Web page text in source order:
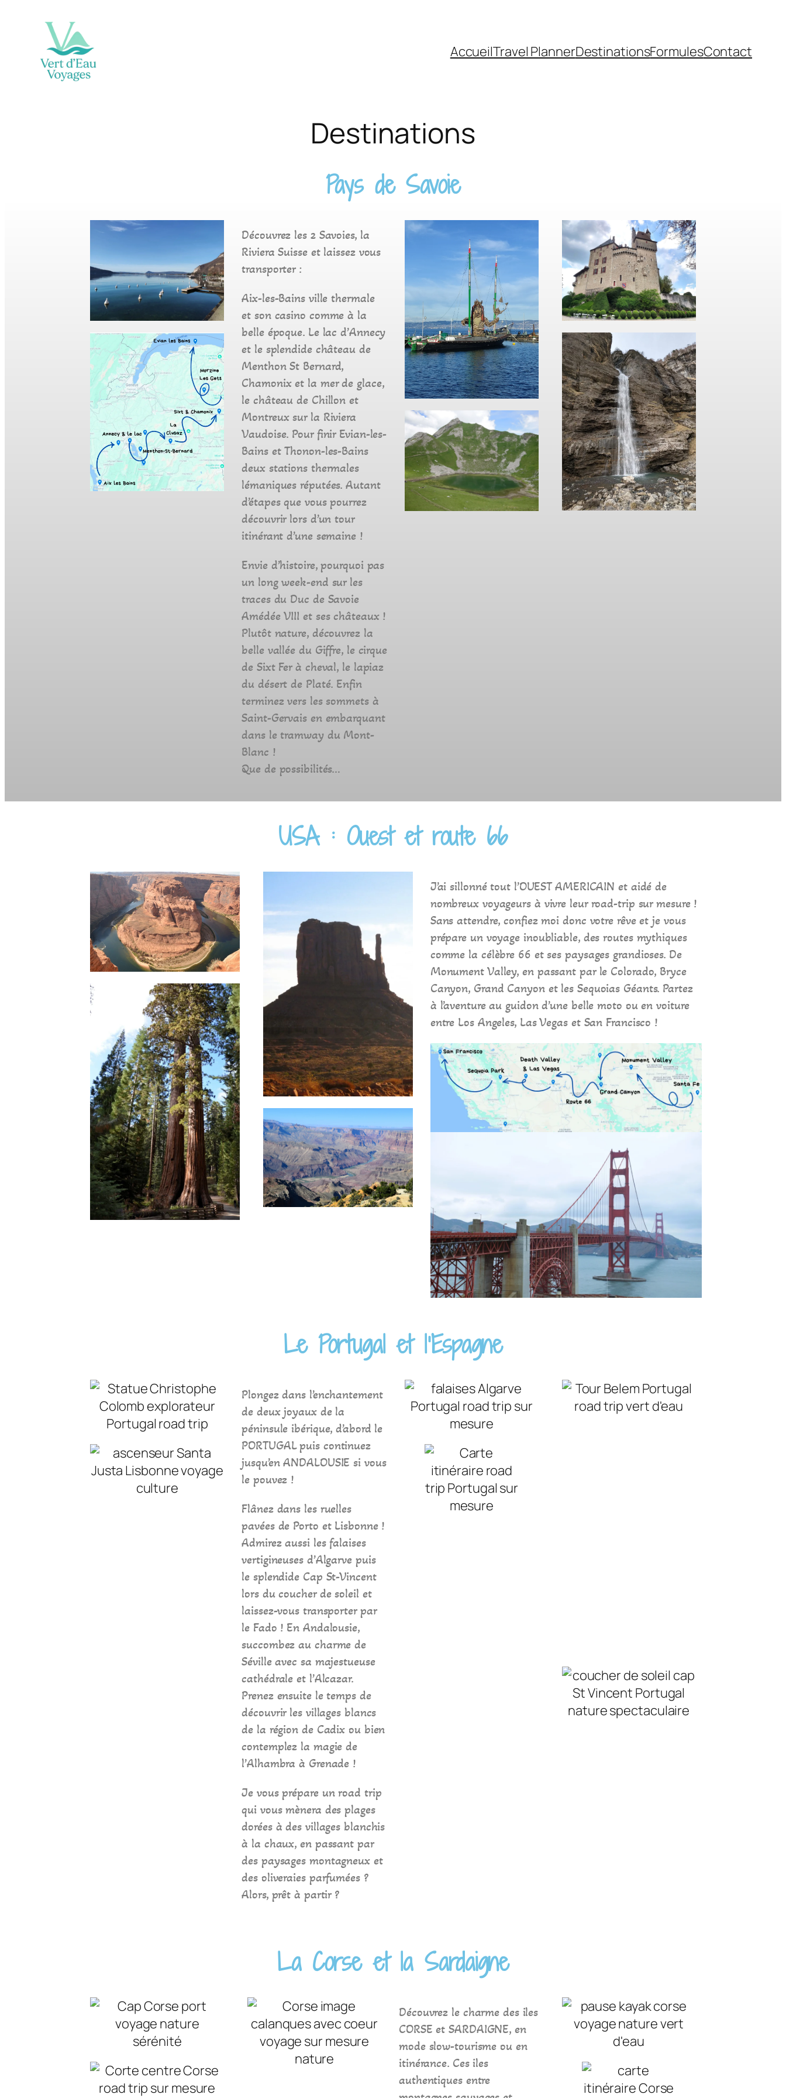
AccueilTravel PlannerDestinationsFormulesContact
Destinations
Pays de Savoie
Découvrez les 2 Savoies, la
Riviera Suisse et laissez vous
transporter :
Aix-les-Bains ville thermale
et son casino comme à la
belle époque. Le lac d’Annecy
et le splendide château de
Menthon St Bernard,
Chamonix et la mer de glace,
le château de Chillon et
Montreux sur la Riviera
Vaudoise. Pour finir Evian-les-
Bains et Thonon-les-Bains
deux stations thermales
lémaniques réputées. Autant
d’étapes que vous pourrez
découvrir lors d’un tour
itinérant d’une semaine !
Envie d’histoire, pourquoi pas
un long week-end sur les
traces du Duc de Savoie
Amédée VIII et ses châteaux !
Plutôt nature, découvrez la
belle vallée du Giffre, le cirque
de Sixt Fer à cheval, le lapiaz
du désert de Platé. Enfin
terminez vers les sommets à
Saint-Gervais en embarquant
dans le tramway du Mont-
Blanc !
Que de possibilités…
USA : Ouest et route 66
J’ai sillonné tout l’OUEST AMERICAIN et aidé de
nombreux voyageurs à vivre leur road-trip sur mesure !
Sans attendre, confiez moi donc votre rêve et je vous
prépare un voyage inoubliable, des routes mythiques
comme la célèbre 66 et ses paysages grandioses. De
Monument Valley, en passant par le Colorado, Bryce
Canyon, Grand Canyon et les Sequoias Géants. Partez
à l’aventure au guidon d’une belle moto ou en voiture
entre Los Angeles, Las Vegas et San Francisco !
Le Portugal et l’Espagne
Plongez dans l’enchantement
de deux joyaux de la
péninsule ibérique, d’abord le
PORTUGAL puis continuez
jusqu’en ANDALOUSIE si vous
le pouvez !
Flânez dans les ruelles
pavées de Porto et Lisbonne !
Admirez aussi les falaises
vertigineuses d’Algarve puis
le splendide Cap St-Vincent
lors du coucher de soleil et
laissez-vous transporter par
le Fado ! En Andalousie,
succombez au charme de
Séville avec sa majestueuse
cathédrale et l’Alcazar.
Prenez ensuite le temps de
découvrir les villages blancs
de la région de Cadix ou bien
contemplez la magie de
l’Alhambra à Grenade !
Je vous prépare un road trip
qui vous mènera des plages
dorées à des villages blanchis
à la chaux, en passant par
des paysages montagneux et
des oliveraies parfumées ?
Alors, prêt à partir ?
La Corse et la Sardaigne
Découvrez le charme des iles
CORSE et SARDAIGNE, en
mode slow-tourisme ou en
itinérance. Ces iles
authentiques entre